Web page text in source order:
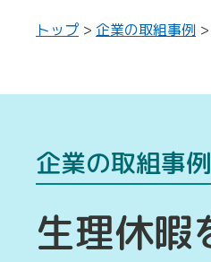
トップ > 企業の取組事例 >
企業の取組事例
生理休暇